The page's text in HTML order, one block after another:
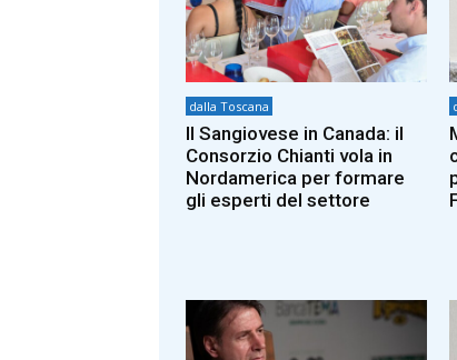
dalla Toscana
Il Sangiovese in Canada: il
Consorzio Chianti vola in
Nordamerica per formare
gli esperti del settore